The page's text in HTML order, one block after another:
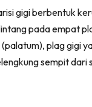
gigi berbentuk
pada empat
plag gigi
sempit dari